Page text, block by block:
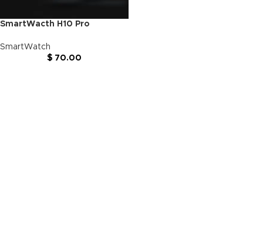
SmartWacth H10 Pro
SmartWatch
$ 70.00